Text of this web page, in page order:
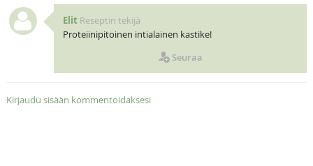
Elit Reseptin tekijä
Proteiinipitoinen intialainen kastike!
Seuraa
Kirjaudu sisään kommentoidaksesi